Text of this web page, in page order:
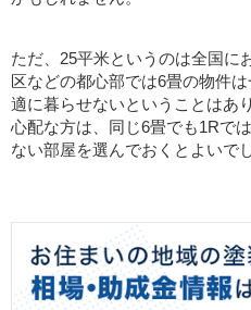
ただ、25平米というのは全国に
区などの都心部では6畳の物件
適に暮らせないということはあ
心配な方は、同じ6畳でも1Rで
ない部屋を選んでおくとよいで